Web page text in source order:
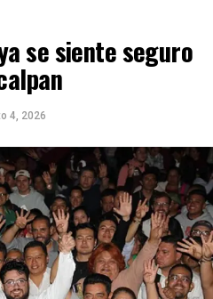
pedazos, creo firmemente
un plato a la vez”,
fundadora, junto con
de “Tijuana Sin Hambre”.
se siente seguro
4, 2026